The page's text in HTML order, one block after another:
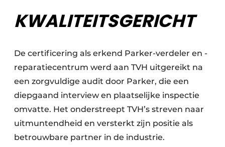
KWALITEITSGERICHT
De certificering als erkend Parker-verdeler en -
reparatiecentrum werd aan TVH uitgereikt na
een zorgvuldige audit door Parker, die een
diepgaand interview en plaatselijke inspectie
omvatte. Het onderstreept TVH’s streven naar
uitmuntendheid en versterkt zijn positie als
betrouwbare partner in de industrie.